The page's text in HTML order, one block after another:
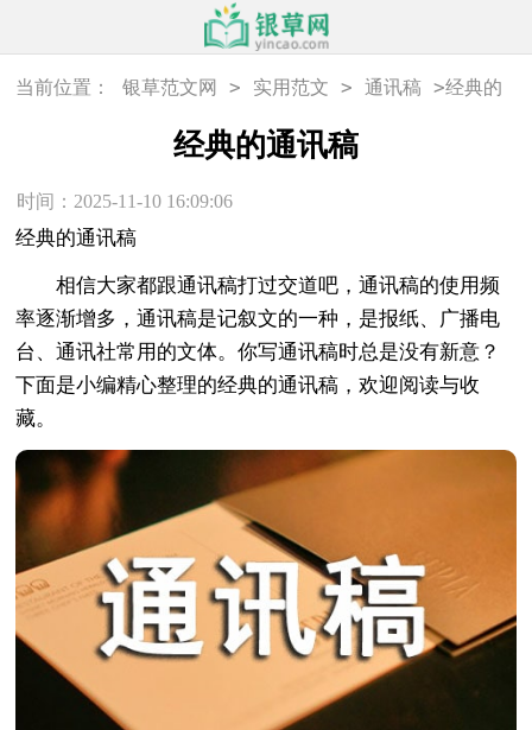
当前位置： 银草范文网 > 实用范文 > 通讯稿 >经典的
经典的通讯稿
时间：2025-11-10 16:09:06
经典的通讯稿
相信大家都跟通讯稿打过交道吧，通讯稿的使用频
率逐渐增多，通讯稿是记叙文的一种，是报纸、广播电
台、通讯社常用的文体。你写通讯稿时总是没有新意？
下面是小编精心整理的经典的通讯稿，欢迎阅读与收
藏。